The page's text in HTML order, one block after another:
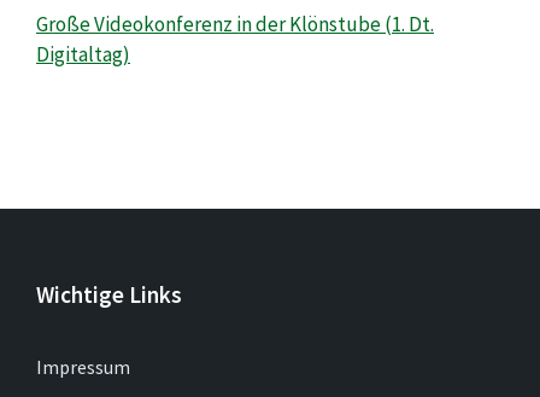
Große Videokonferenz in der Klönstube (1. Dt.
Digitaltag)
Wichtige Links
Impressum